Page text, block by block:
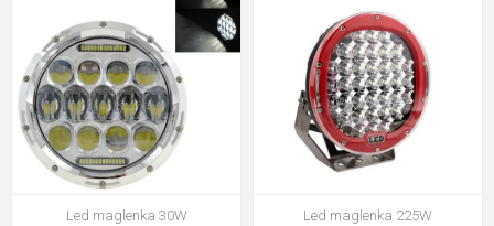
Led maglenka 30W Led maglenka 225W